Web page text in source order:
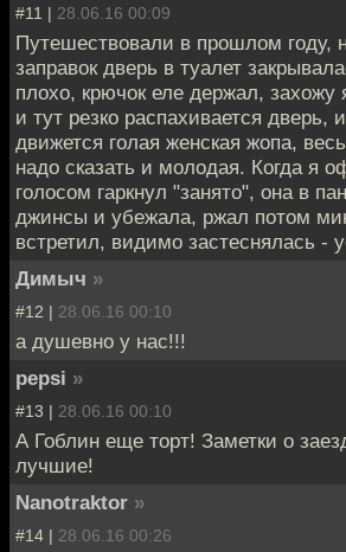
#11 | 28.06.16 00:09
Путешествовали в прошлом году,
заправок дверь в туалет
плохо, крючок еле держал, захожу
и тут резко распахивается дверь,
движется голая женская жопа,
надо сказать и молодая. Когда я
голосом гаркнул "занято", она в
джинсы и убежала, ржал потом
встретил, видимо застеснялась -
Димыч »
#12 | 28.06.16 00:10
а душевно у нас!!!
pepsi »
#13 | 28.06.16 00:10
А Гоблин еще торт! Заметки о
лучшие!
Nanotraktor »
#14 | 28.06.16 00:26